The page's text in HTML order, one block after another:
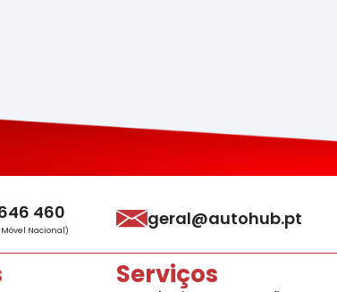
460
Nacional)
geral@autohub.pt
Serviços